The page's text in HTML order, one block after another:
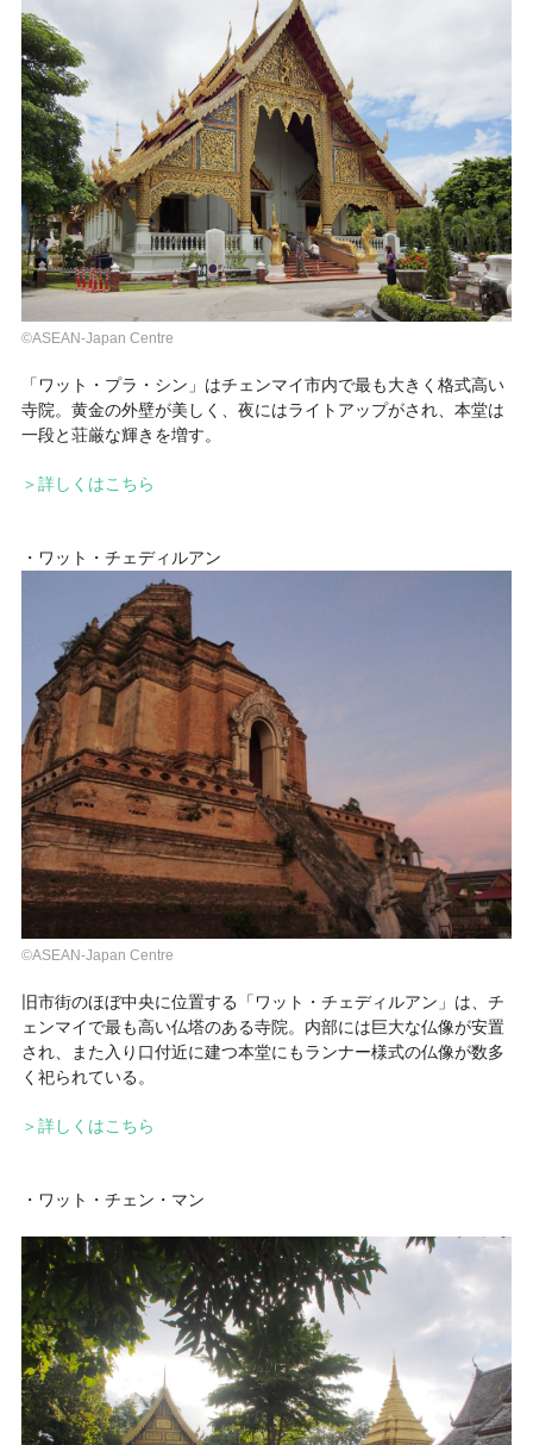
©ASEAN-Japan Centre
「ワット・プラ・シン」はチェンマイ市内で最も大きく格式高い
寺院。黄金の外壁が美しく、夜にはライトアップがされ、本堂は
一段と荘厳な輝きを増す。
＞詳しくはこちら
・ワット・チェディルアン
©ASEAN-Japan Centre
旧市街のほぼ中央に位置する「ワット・チェディルアン」は、チ
ェンマイで最も高い仏塔のある寺院。内部には巨大な仏像が安置
され、また入り口付近に建つ本堂にもランナー様式の仏像が数多
く祀られている。
＞詳しくはこちら
・ワット・チェン・マン